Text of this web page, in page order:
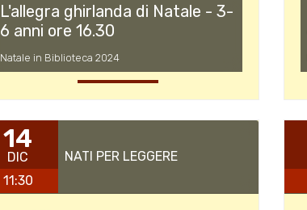
L'allegra ghirlanda di Natale - 3-
6 anni ore 16.30
Natale in Biblioteca 2024
14
DIC
11:30
NATI PER LEGGERE